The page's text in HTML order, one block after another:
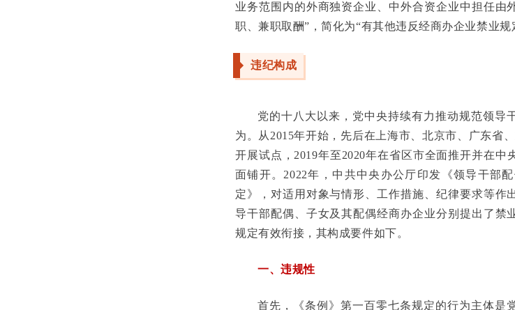
业务范围内的外商独资企业、中外合资企业中担任由
职、兼职取酬”，简化为“有其他违反经商办企业禁业规
违纪构成
党的十八大以来，党中央持续有力推动规范领导
为。从2015年开始，先后在上海市、北京市、广东省
开展试点，2019年至2020年在省区市全面推开并在中
面铺开。2022年，中共中央办公厅印发《领导干部
定》，对适用对象与情形、工作措施、纪律要求等作
导干部配偶、子女及其配偶经商办企业分别提出了禁
规定有效衔接，其构成要件如下。
一、违规性
首先，《条例》第一百零七条规定的行为主体是